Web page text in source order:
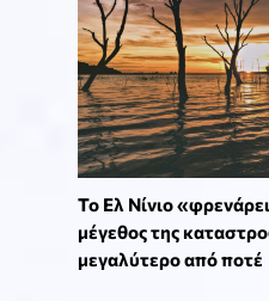
Το Ελ Νίνιο
μέγεθος της
μεγαλύτερο από ποτέ